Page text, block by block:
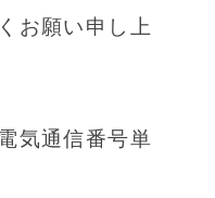
お願い申し上
気通信番号単